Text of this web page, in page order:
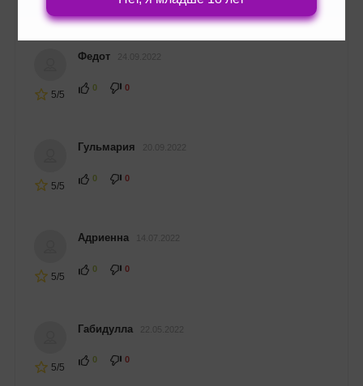
5/5
Федот
0 0
5/5
Гульмария
0 0
5/5
Адриенна
0 0
5/5
Габидулла
0 0